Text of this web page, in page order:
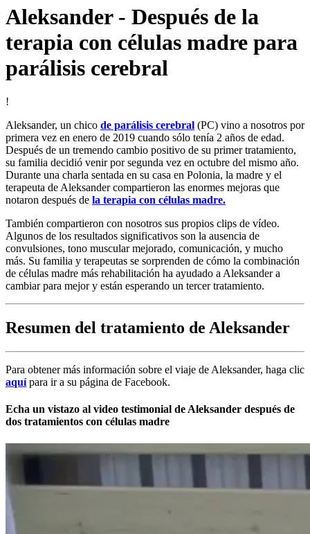
Aleksander - Después de la
terapia con células madre para
parálisis cerebral
!
Aleksander, un chico de parálisis cerebral (PC) vino a nosotros por
primera vez en enero de 2019 cuando sólo tenía 2 años de edad.
Después de un tremendo cambio positivo de su primer tratamiento,
su familia decidió venir por segunda vez en octubre del mismo año.
Durante una charla sentada en su casa en Polonia, la madre y el
terapeuta de Aleksander compartieron las enormes mejoras que
notaron después de la terapia con células madre.
También compartieron con nosotros sus propios clips de vídeo.
Algunos de los resultados significativos son la ausencia de
convulsiones, tono muscular mejorado, comunicación, y mucho
más. Su familia y terapeutas se sorprenden de cómo la combinación
de células madre más rehabilitación ha ayudado a Aleksander a
cambiar para mejor y están esperando un tercer tratamiento.
Resumen del tratamiento de Aleksander
Para obtener más información sobre el viaje de Aleksander, haga clic
aquípara ir a su página de Facebook.
Echa un vistazo al video testimonial de Aleksander después de
dos tratamientos con células madre